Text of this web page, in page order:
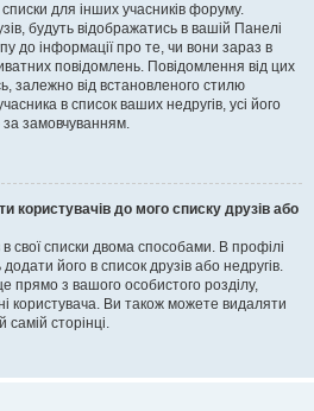
для інших учасників форуму.
будуть відображатись в вашій Панелі
до інформації про те, чи вони зараз в
повідомлень. Повідомлення від цих
залежно від встановленого стилю
в список ваших недругів, усі його
замовчуванням.
користувачів до мого списку друзів або
свої списки двома способами. В профілі
його в список друзів або недругів.
прямо з вашого особистого розділу,
користувача. Ви також можете видаляти
самій сторінці.